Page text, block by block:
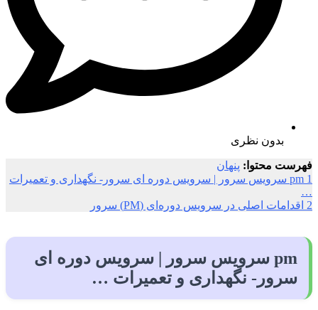
بدون نظری
فهرست محتوا: پنهان
1
pm سرویس سرور | سرویس دوره ای سرور- نگهداری و تعمیرات
…
2 اقدامات اصلی در سرویس دوره‌ای (PM) سرور
pm سرویس سرور | سرویس دوره ای
سرور- نگهداری و تعمیرات …